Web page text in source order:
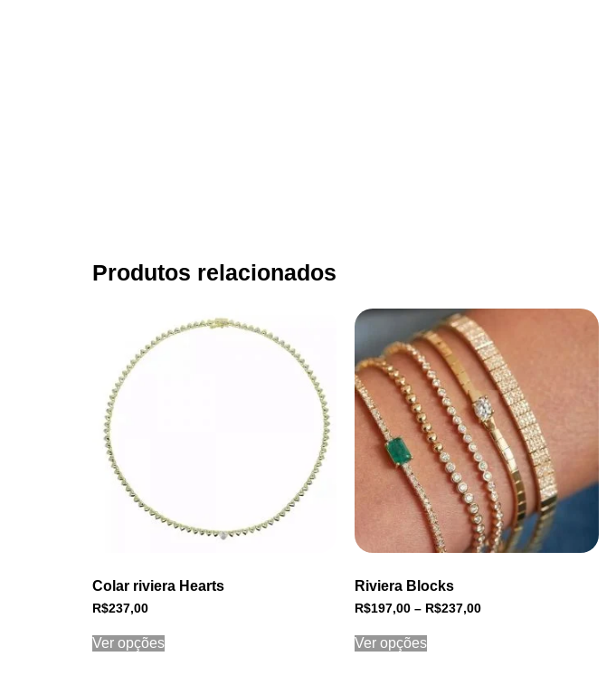
Produtos relacionados
Colar riviera Hearts
R$237,00
Ver opções
Riviera Blocks
R$197,00 – R$237,00
Ver opções